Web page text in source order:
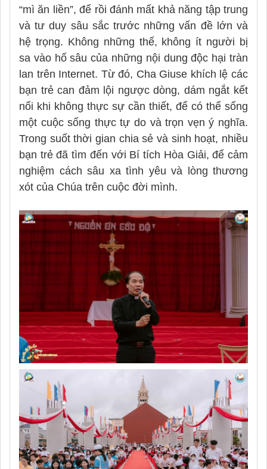
“mì ăn liền”, để rồi đánh mất khả năng tập trung
và tư duy sâu sắc trước những vấn đề lớn và
hệ trọng. Không những thế, không ít người bị
sa vào hố sâu của những nội dung độc hại tràn
lan trên Internet. Từ đó, Cha Giuse khích lệ các
bạn trẻ can đảm lội ngược dòng, dám ngắt kết
nối khi không thực sự cần thiết, để có thể sống
một cuộc sống thực tự do và trọn vẹn ý nghĩa.
Trong suốt thời gian chia sẻ và sinh hoạt, nhiều
bạn trẻ đã tìm đến với Bí tích Hòa Giải, để cảm
nghiệm cách sâu xa tình yêu và lòng thương
xót của Chúa trên cuộc đời mình.